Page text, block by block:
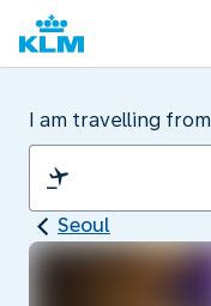
I am travelling from
Seoul